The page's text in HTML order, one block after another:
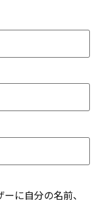
に自分の名前、